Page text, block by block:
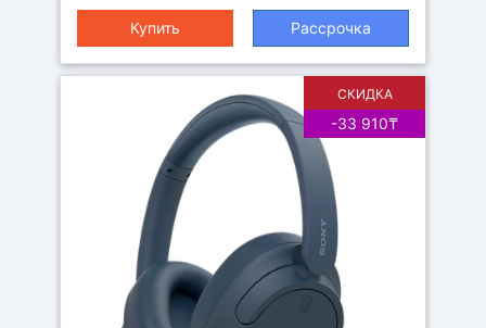
Купить Рассрочка
СКИДКА
-33 910₸